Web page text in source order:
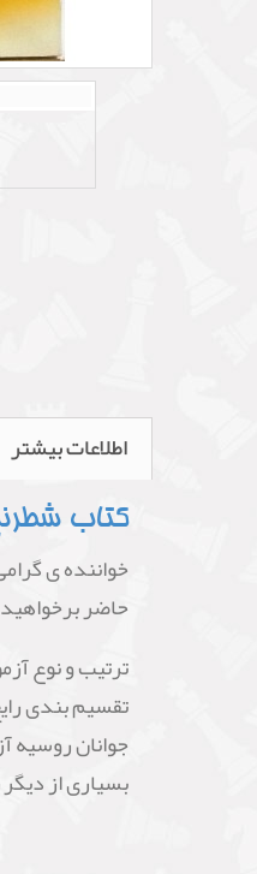
اطلاعات بیشتر
کتاب
خواننده ی
حاضر
ترتیب و نوع
جوانان روسیه
بسیاری از